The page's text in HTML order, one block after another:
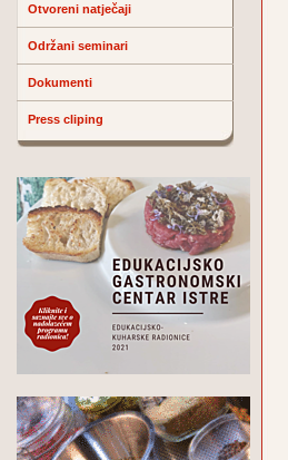
Otvoreni natječaji
Održani seminari
Dokumenti
Press cliping